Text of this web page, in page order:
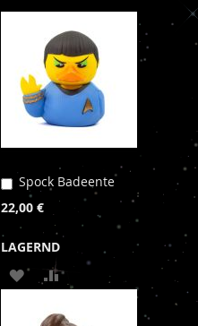
WUNSCHLISTE
HINZUFÜGEN
VERGLEICHSLISTE
HINZUFÜGEN
Spock Badeente
22,00 €
LAGERND
In
den
Warenkorb
ZUR ZUR
VERGLEICHSLISTE